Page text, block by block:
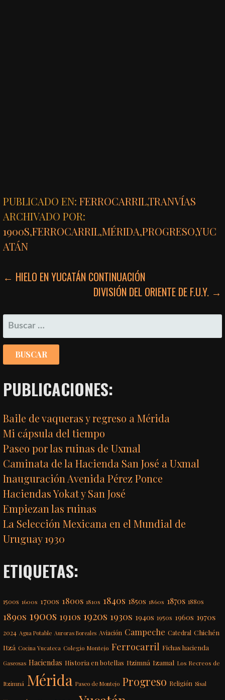
PUBLICADO EN:FERROCARRIL,TRANVÍAS
ARCHIVADO POR:
1900S,FERROCARRIL,MÉRIDA,PROGRESO,YUC
ATÁN
NAVEGACIÓN
ENTRADAS
← HIELO EN YUCATÁN CONTINUACIÓN
DIVISIÓN DEL ORIENTE DE F.U.Y. →
BUSCAR:
PUBLICACIONES:
Baile de vaqueras y regreso a Mérida
Mi cápsula del tiempo
Paseo por las ruinas de Uxmal
Caminata de la Hacienda San José a Uxmal
Inauguración Avenida Pérez Ponce
Haciendas Yokat y San José
Empiezan las ruinas
La Selección Mexicana en el Mundial de
Uruguay 1930
ETIQUETAS:
1500s 1600s 1700s 1800s 1810s 1840s 1850s 1860s 1870s 1880s
1890s 1900s 1910s 1920s 1930s 1940s 1950s 1960s 1970s
2024 Agua Potable Auroras Boreales Aviación Campeche Catedral Chichén
Itzá Cocina Yucateca Colegio Montejo Ferrocarril Fichas hacienda
Gaseosas Haciendas Historia en botellas Itzimná Izamal Los Recreos de
Itzimná Mérida Paseo de Montejo Progreso Religión Sisal